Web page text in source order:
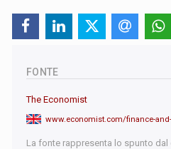
FONTE
The Economist
La fonte rappresenta lo spunto